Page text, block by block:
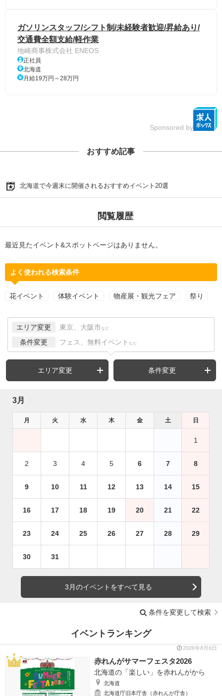
ガソリンスタッフ/シフト制/未経験者歓迎/昇給あり/
交通費全額支給/軽作業
地崎商事株式会社 ENEOS
正社員
北海道
月給19万円～28万円
Sponsored by
おすすめ記事
北海道で今週末に開催されるおすすめイベント20選
閲覧履歴
最近見たイベント&スポットページはありません。
よく使われる検索条件
花イベント 体験イベント 物産展・観光フェア 祭り
エリア変更 東京、大阪市 など
条件変更 フェス、無料イベント など
エリア変更 条件変更
3月
月 火 水 木 金 土 日
1
2 3 4 5 6 7 8
9 10 11 12 13 14 15
16 17 18 19 20 21 22
23 24 25 26 27 28 29
30 31
3月のイベントをすべて見る
条件を変更して検索
イベントランキング
2026年8月6日
赤れんがサマーフェスタ2026
北海道の「楽しい」を赤れんがから
北海道
北海道庁旧本庁舎（赤れんが庁舎）